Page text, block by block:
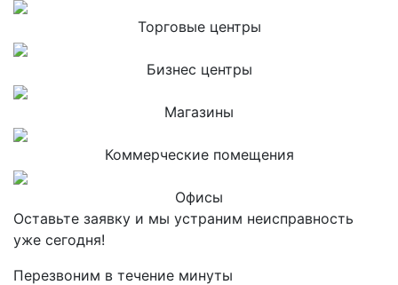
Торговые центры
Бизнес центры
Магазины
Коммерческие помещения
Офисы
Оставьте заявку и мы устраним неисправность
уже сегодня!
Перезвоним в течение минуты